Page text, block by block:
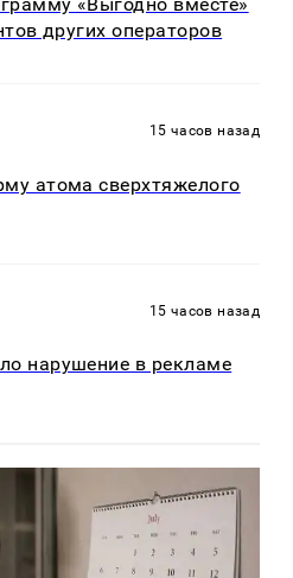
других операторов
15 часов назад
атома сверхтяжелого
15 часов назад
нарушение в рекламе